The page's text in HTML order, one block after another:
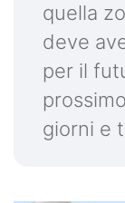
quella
deve
per il
giorni e